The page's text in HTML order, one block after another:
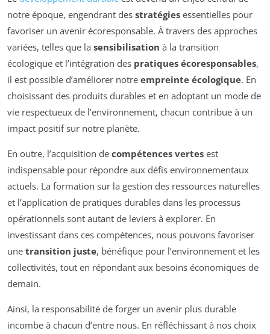
notre époque, engendrant des stratégies essentielles pour
favoriser un avenir écoresponsable. À travers des approches
variées, telles que la sensibilisation à la transition
écologique et l’intégration des pratiques écoresponsables,
il est possible d’améliorer notre empreinte écologique. En
choisissant des produits durables et en adoptant un mode de
vie respectueux de l’environnement, chacun contribue à un
impact positif sur notre planète.
En outre, l’acquisition de compétences vertes est
indispensable pour répondre aux défis environnementaux
actuels. La formation sur la gestion des ressources naturelles
et l’application de pratiques durables dans les processus
opérationnels sont autant de leviers à explorer. En
investissant dans ces compétences, nous pouvons favoriser
une transition juste, bénéfique pour l’environnement et les
collectivités, tout en répondant aux besoins économiques de
demain.
Ainsi, la responsabilité de forger un avenir plus durable
incombe à chacun d’entre nous. En réfléchissant à nos choix